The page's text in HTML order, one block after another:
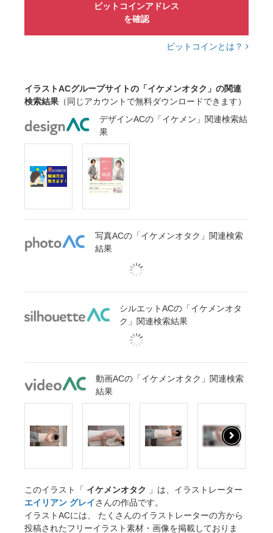
ビットコインアドレス
を確認
ビットコインとは？
イラストACグループサイトの「イケメンオタク」の関連
検索結果 （同じアカウントで無料ダウンロードできます）
デザインACの「イケメン」関連検索結
果
写真ACの「イケメンオタク」関連検索
結果
シルエットACの「イケメンオタ
ク」関連検索結果
動画ACの「イケメンオタク」関連検索
結果
このイラスト「 イケメンオタク
」は、イラストレーター
エイリアン グレイさんの作品です。
イラストACには、 たくさんのイラストレーターの方から
投稿されたフリーイラスト素材・画像を掲載しておりま